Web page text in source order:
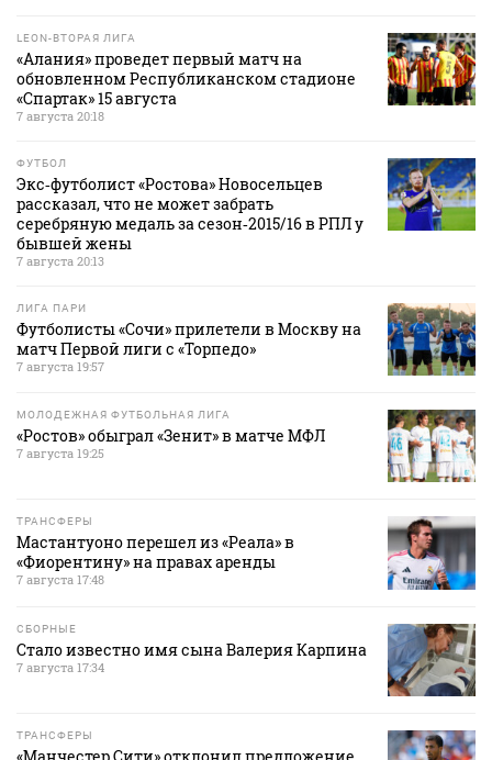
LEON-ВТОРАЯ ЛИГА
«Алания» проведет первый матч на
обновленном Республиканском стадионе
«Спартак» 15 августа
7 августа 20:18
ФУТБОЛ
Экс‑футболист «Ростова» Новосельцев
рассказал, что не может забрать
серебряную медаль за сезон‑2015/16 в РПЛ у
бывшей жены
7 августа 20:13
ЛИГА ПАРИ
Футболисты «Сочи» прилетели в Москву на
матч Первой лиги с «Торпедо»
7 августа 19:57
МОЛОДЕЖНАЯ ФУТБОЛЬНАЯ ЛИГА
«Ростов» обыграл «Зенит» в матче МФЛ
7 августа 19:25
ТРАНСФЕРЫ
Мастантуоно перешел из «Реала» в
«Фиорентину» на правах аренды
7 августа 17:48
СБОРНЫЕ
Стало известно имя сына Валерия Карпина
7 августа 17:34
ТРАНСФЕРЫ
«Манчестер Сити» отклонил предложение